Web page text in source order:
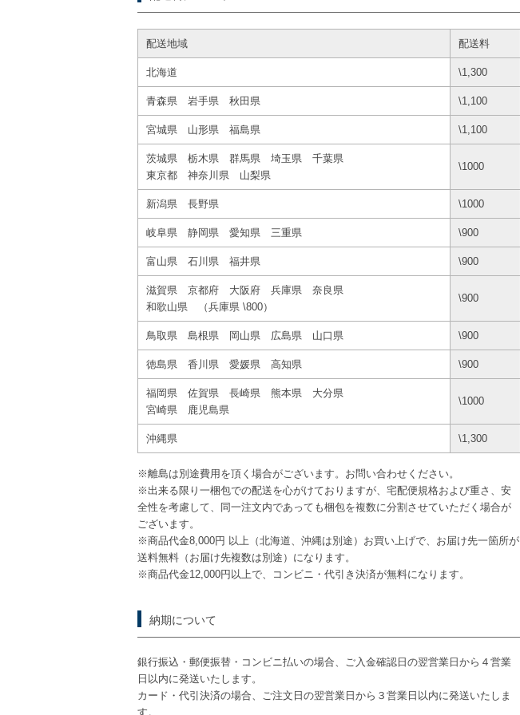
配送地域 配送料
北海道 \1,300
青森県 岩手県 秋田県 \1,100
宮城県 山形県 福島県 \1,100
茨城県 栃木県 群馬県 埼玉県 千葉県
東京都 神奈川県 山梨県
\1000
新潟県 長野県 \1000
岐阜県 静岡県 愛知県 三重県 \900
富山県 石川県 福井県 \900
滋賀県 京都府 大阪府 兵庫県 奈良県
和歌山県 （兵庫県 \800）
\900
鳥取県 島根県 岡山県 広島県 山口県 \900
徳島県 香川県 愛媛県 高知県 \900
福岡県 佐賀県 長崎県 熊本県 大分県
宮崎県 鹿児島県
\1000
沖縄県 \1,300
※離島は別途費用を頂く場合がございます。お問い合わせください。
※出来る限り一梱包での配送を心がけておりますが、宅配便規格および重さ、安
全性を考慮して、同一注文内であっても梱包を複数に分割させていただく場合が
ございます。
※商品代金8,000円 以上（北海道、沖縄は別途）お買い上げで、お届け先一箇所が
送料無料（お届け先複数は別途）になります。
※商品代金12,000円以上で、コンビニ・代引き決済が無料になります。
納期について
銀行振込・郵便振替・コンビニ払いの場合、ご入金確認日の翌営業日から４営業
日以内に発送いたします。
カード・代引決済の場合、ご注文日の翌営業日から３営業日以内に発送いたしま
す。